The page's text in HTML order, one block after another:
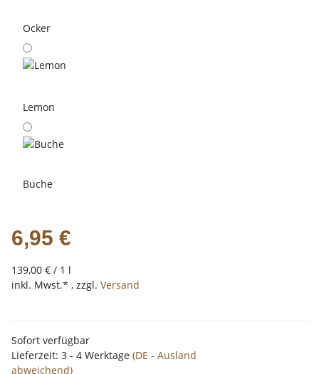
Ocker
Lemon
Buche
6,95 €
139,00 € / 1 l
inkl. Mwst.* , zzgl. Versand
Sofort verfügbar
Lieferzeit: 3 - 4 Werktage (DE - Ausland
abweichend)